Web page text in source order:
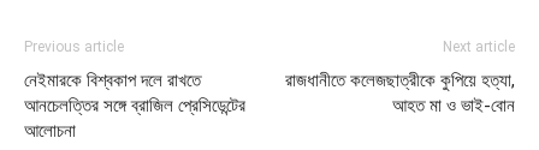
Previous article
নেইমারকে বিশ্বকাপ দলে রাখতে
আনচেলত্তির সঙ্গে ব্রাজিল প্রেসিডেন্টের
আলোচনা
Next article
রাজধানীতে কলেজছাত্রীকে কুপিয়ে হত্যা,
আহত মা ও ভাই-বোন